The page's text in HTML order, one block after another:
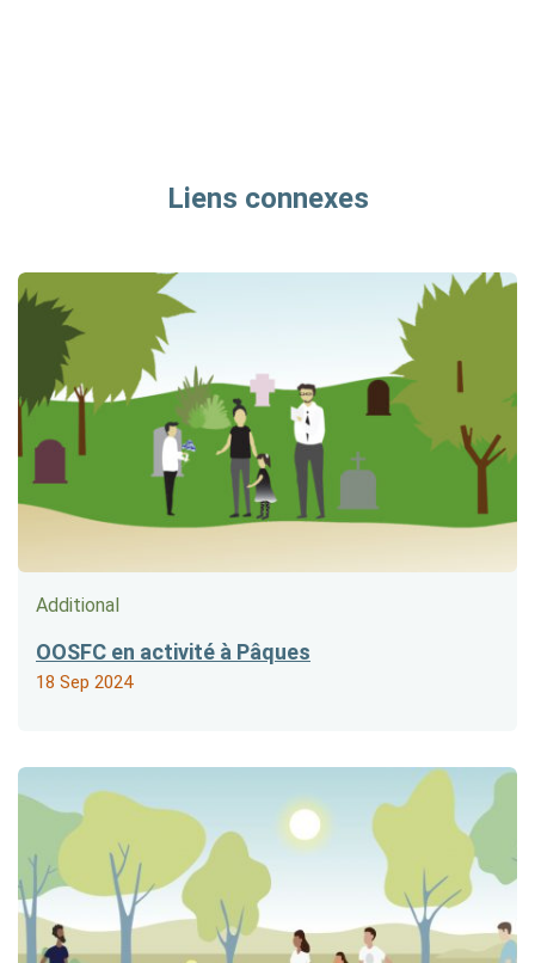
Liens connexes
Additional
OOSFC en activité à Pâques
18 Sep 2024